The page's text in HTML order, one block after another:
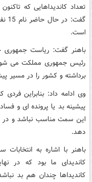
تعداد کاندیداهایی که
است.
باهنر گفت: ریاست
رئیس جمهوری مملکت می
برداشته و کشور را در مسیر
وی ادامه داد: بنابراین
پیشینه بد یا پرونده ای و
این سمت مناسب نباشد و در
دهد.
کاندیدای ما بود که در
کاندیداها چندان هم بد